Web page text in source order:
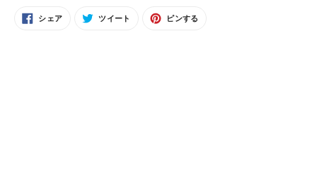
シェアFACEBOOKツイート
TWITTER
ピンする